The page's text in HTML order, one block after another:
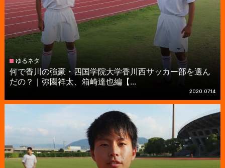
ゆるネタ
何で香川の強豪・四国学院大学香川西サッカー部を選ん
だの？｜弥園祥太、箱崎達也編【...
2020.07.14